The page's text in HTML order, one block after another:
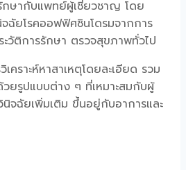
กษากับแพทย์ผู้เชี่ยวชาญ โดย
ฉัยโรคออฟฟิศซินโดรมจากการ
วัติการรักษา ตรวจสุขภาพทั่วไป
คราะห์หาสาเหตุโดยละเอียด รวม
ยรูปแบบต่าง ๆ ที่เหมาะสมกับผู้
จฉัยเพิ่มเติม ขึ้นอยู่กับอาการและ